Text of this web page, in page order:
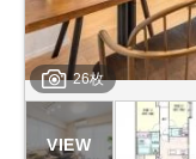
26枚